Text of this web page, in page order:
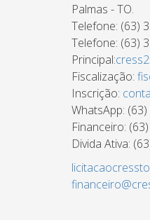
Palmas - TO.
Telefone: (63)
Telefone: (63)
Principal:
Fiscalização:
Inscrição:
WhatsApp:
Financeiro:
Divida Ativa: